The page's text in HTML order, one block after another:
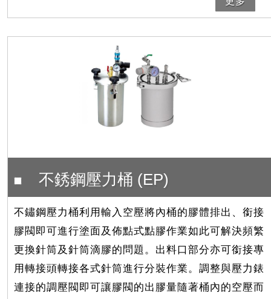
不銹鋼壓力桶 (EP)
不鏽鋼壓力桶利用輸入空壓將內桶的膠體排出、銜接
膠閥即可進行塗面及佈點式點膠作業如此可解決頻繁
更換針筒及針筒滴膠的問題。出料口部分亦可銜接專
用轉接頭轉接各式針筒進行分裝作業。調整與壓力錶
連接的調壓閥即可讓膠閥的出膠量隨著桶內的空壓而